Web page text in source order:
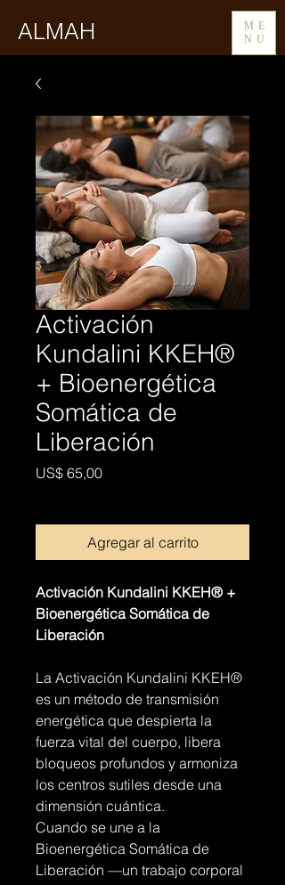
ALMAH
ME
NU
Activación
Kundalini KKEH®
+ Bioenergética
Somática de
Liberación
US$ 65,00Precio
Agregar al carrito
Activación Kundalini KKEH® +
Bioenergética Somática de
Liberación
La Activación Kundalini KKEH®
es un método de transmisión
energética que despierta la
fuerza vital del cuerpo, libera
bloqueos profundos y armoniza
los centros sutiles desde una
dimensión cuántica.
Cuando se une a la
Bioenergética Somática de
Liberación —un trabajo corporal